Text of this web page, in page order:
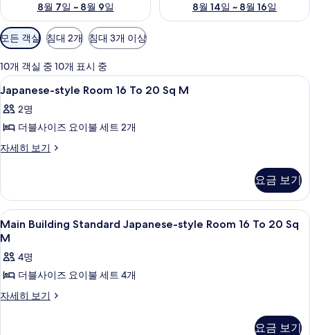
8월 7일 ~ 8월 9일
8월 14일 ~ 8월 16일
객
실
에
사
용
가
능
필
모든 객실 침대 2개 침대 3개 이상
10개 객실 중 10개 표시 중
Japanese-
style
Room
16
To
M
사
진
모
두
보
기
1
Japanese-style Room 16 To 20 Sq M
2명
더블사이즈 요이불 세트 2개
자세히 보기
Japanese-
To
20
Sq
M
세
히
기
요금 보기
Main
Building
Standard
Japanese-
style
Room
1
Main Building Standard Japanese-style Room 16 To 20 Sq
M
4명
더블사이즈 요이불 세트 4개
자세히 보기
Main
요금 보기